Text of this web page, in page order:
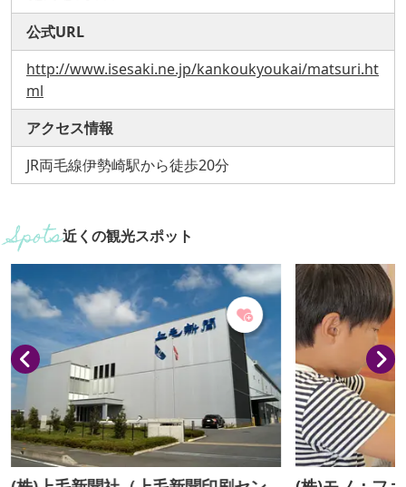
公式URL
http://www.isesaki.ne.jp/kankoukyoukai/matsuri.ht
ml
アクセス情報
JR両毛線伊勢崎駅から徒歩20分
近くの観光スポット